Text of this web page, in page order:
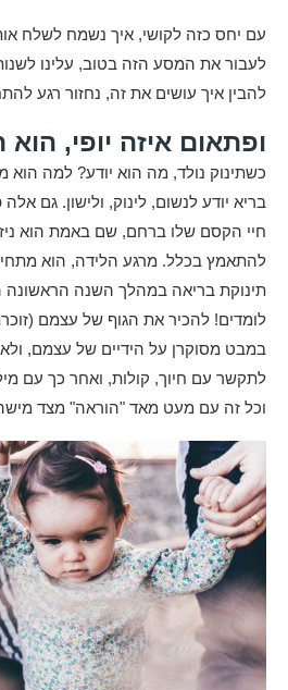
עם יחס כזה לקושי, איך נשמח לשלח
לעבור את המסע הזה בטוב, עלינו
להבין איך עושים את זה, נחזור רגע
ופתאום איזה יופי,
כשתינוק נולד, מה הוא יודע? למה הוא
בריא יודע לנשום, לינוק, ולישון. גם
חיי הקסם שלו ברחם, שם באמת הוא
להתאמץ בכלל. מרגע הלידה, הוא
תינוקת בריאה במהלך השנה
לומדים! להכיר את הגוף של עצמם
במבט מסוקרן על הידיים של עצמם,
לתקשר עם חיוך, קולות, ואחר כך עם
וכל זה עם מעט מאד "הוראה" מצד